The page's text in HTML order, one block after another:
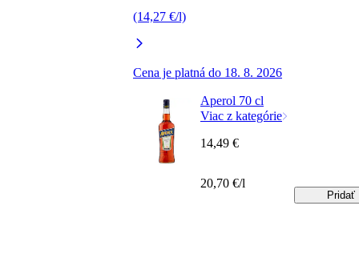
(14,27 €/l)
Cena je platná do 18. 8. 2026
Aperol 70 cl
Viac z kategórie
14,49 €
20,70 €/l
Pridať